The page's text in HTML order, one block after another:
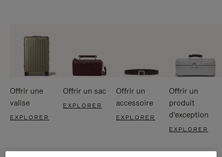
Offrir une
valise
EXPLORER
Offrir un sac
EXPLORER
Offrir un
accessoire
EXPLORER
Offrir un
produit
d'exception
EXPLORER